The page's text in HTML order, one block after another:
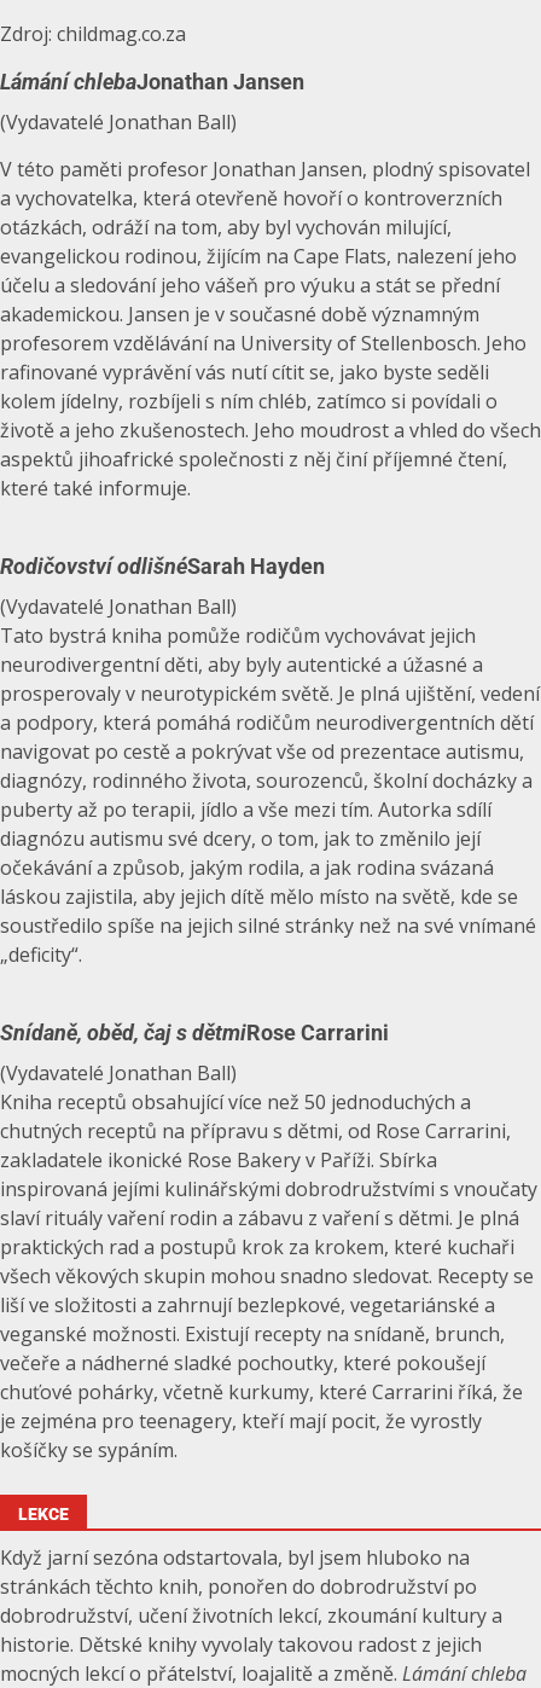
Zdroj: childmag.co.za
Lámání chlebaJonathan Jansen
(Vydavatelé Jonathan Ball)
V této paměti profesor Jonathan Jansen, plodný spisovatel
a vychovatelka, která otevřeně hovoří o kontroverzních
otázkách, odráží na tom, aby byl vychován milující,
evangelickou rodinou, žijícím na Cape Flats, nalezení jeho
účelu a sledování jeho vášeň pro výuku a stát se přední
akademickou. Jansen je v současné době významným
profesorem vzdělávání na University of Stellenbosch. Jeho
rafinované vyprávění vás nutí cítit se, jako byste seděli
kolem jídelny, rozbíjeli s ním chléb, zatímco si povídali o
životě a jeho zkušenostech. Jeho moudrost a vhled do všech
aspektů jihoafrické společnosti z něj činí příjemné čtení,
které také informuje.
Rodičovství odlišnéSarah Hayden
(Vydavatelé Jonathan Ball)
Tato bystrá kniha pomůže rodičům vychovávat jejich
neurodivergentní děti, aby byly autentické a úžasné a
prosperovaly v neurotypickém světě. Je plná ujištění, vedení
a podpory, která pomáhá rodičům neurodivergentních dětí
navigovat po cestě a pokrývat vše od prezentace autismu,
diagnózy, rodinného života, sourozenců, školní docházky a
puberty až po terapii, jídlo a vše mezi tím. Autorka sdílí
diagnózu autismu své dcery, o tom, jak to změnilo její
očekávání a způsob, jakým rodila, a jak rodina svázaná
láskou zajistila, aby jejich dítě mělo místo na světě, kde se
soustředilo spíše na jejich silné stránky než na své vnímané
„deficity“.
Snídaně, oběd, čaj s dětmiRose Carrarini
(Vydavatelé Jonathan Ball)
Kniha receptů obsahující více než 50 jednoduchých a
chutných receptů na přípravu s dětmi, od Rose Carrarini,
zakladatele ikonické Rose Bakery v Paříži. Sbírka
inspirovaná jejími kulinářskými dobrodružstvími s vnoučaty
slaví rituály vaření rodin a zábavu z vaření s dětmi. Je plná
praktických rad a postupů krok za krokem, které kuchaři
všech věkových skupin mohou snadno sledovat. Recepty se
liší ve složitosti a zahrnují bezlepkové, vegetariánské a
veganské možnosti. Existují recepty na snídaně, brunch,
večeře a nádherné sladké pochoutky, které pokoušejí
chuťové pohárky, včetně kurkumy, které Carrarini říká, že
je zejména pro teenagery, kteří mají pocit, že vyrostly
košíčky se sypáním.
LEKCE
Když jarní sezóna odstartovala, byl jsem hluboko na
stránkách těchto knih, ponořen do dobrodružství po
dobrodružství, učení životních lekcí, zkoumání kultury a
historie. Dětské knihy vyvolaly takovou radost z jejich
mocných lekcí o přátelství, loajalitě a změně. Lámání chleba